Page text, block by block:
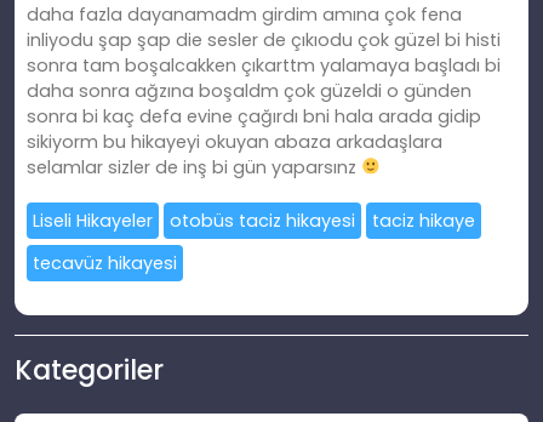
daha fazla dayanamadm girdim amına çok fena
inliyodu şap şap die sesler de çıkıodu çok güzel bi histi
sonra tam boşalcakken çıkarttm yalamaya başladı bi
daha sonra ağzına boşaldm çok güzeldi o günden
sonra bi kaç defa evine çağırdı bni hala arada gidip
sikiyorm bu hikayeyi okuyan abaza arkadaşlara
selamlar sizler de inş bi gün yaparsınz
Liseli Hikayeler otobüs taciz hikayesi
taciz hikaye
tecavüz hikayesi
Kategoriler